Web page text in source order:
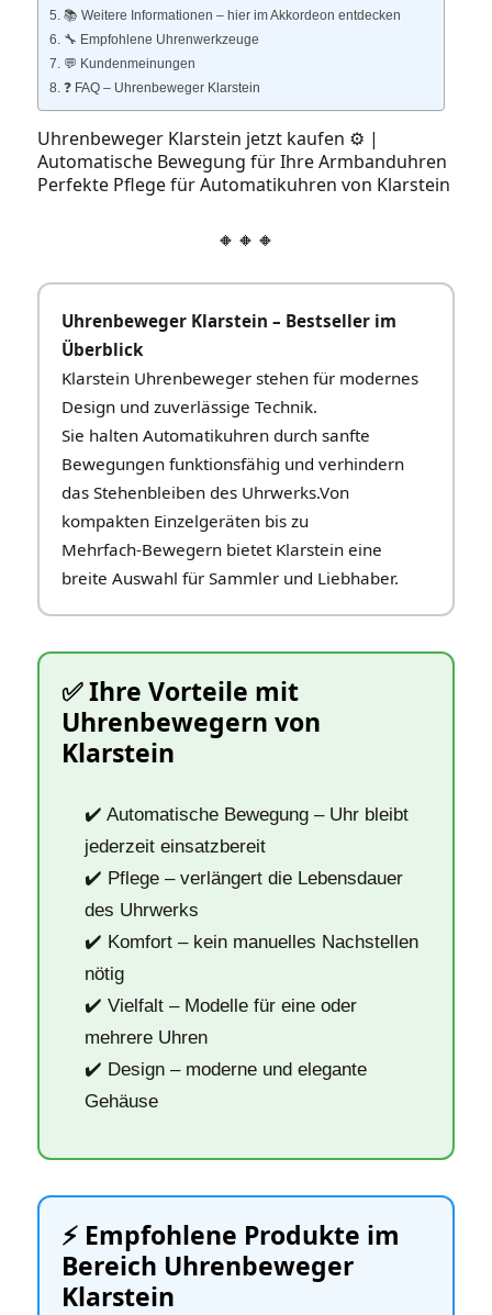
📚 Weitere Informationen – hier im Akkordeon entdecken
🔧 Empfohlene Uhrenwerkzeuge
💬 Kundenmeinungen
❓ FAQ – Uhrenbeweger Klarstein
Uhrenbeweger Klarstein jetzt kaufen ⚙️ |
Automatische Bewegung für Ihre Armbanduhren
Perfekte Pflege für Automatikuhren von Klarstein
🔸🔸🔸
Uhrenbeweger Klarstein – Bestseller im
Überblick
Klarstein Uhrenbeweger stehen für modernes
Design und zuverlässige Technik.
Sie halten Automatikuhren durch sanfte
Bewegungen funktionsfähig und verhindern
das Stehenbleiben des Uhrwerks.Von
kompakten Einzelgeräten bis zu
Mehrfach‑Bewegern bietet Klarstein eine
breite Auswahl für Sammler und Liebhaber.
✅ Ihre Vorteile mit
Uhrenbewegern von
Klarstein
✔️ Automatische Bewegung – Uhr bleibt
jederzeit einsatzbereit
✔️ Pflege – verlängert die Lebensdauer
des Uhrwerks
✔️ Komfort – kein manuelles Nachstellen
nötig
✔️ Vielfalt – Modelle für eine oder
mehrere Uhren
✔️ Design – moderne und elegante
Gehäuse
⚡️ Empfohlene Produkte im
Bereich Uhrenbeweger
Klarstein